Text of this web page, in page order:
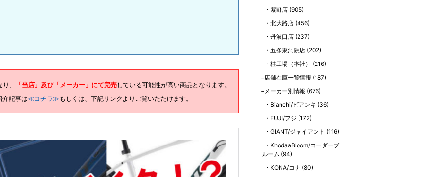
り、 「当店」及び「メーカー」にて完売している可能性が高い商品となります。
介記事は≪コチラ≫もしくは、下記リンクよりご覧いただけます。
紫野店 (905)
北大路店 (456)
丹波口店 (237)
五条東洞院店 (202)
桂工場（本社）
(216)
店舗在庫一覧情報 (187)
メーカー別情報 (676)
Bianchi/ビアンキ (36)
FUJI/フジ (172)
GIANT/ジャイアント (116)
KhodaaBloom/コーダーブ
ルーム (94)
KONA/コナ (80)